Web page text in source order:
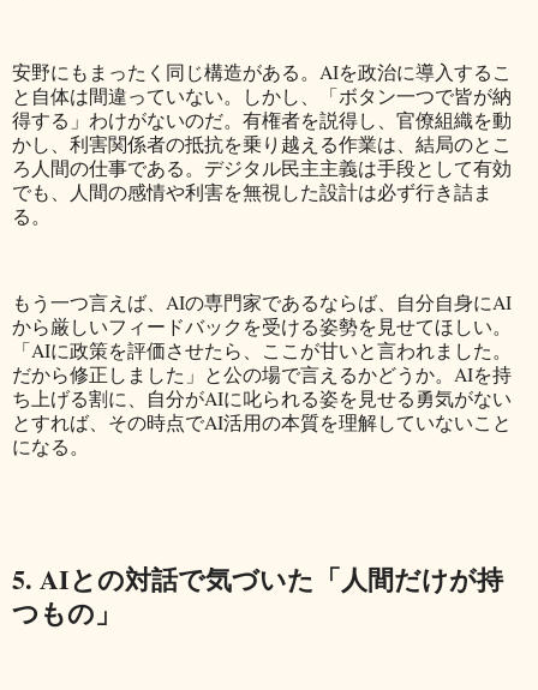
安野にもまったく同じ構造がある。AIを政治に導入するこ
と自体は間違っていない。しかし、「ボタン一つで皆が納
得する」わけがないのだ。有権者を説得し、官僚組織を動
かし、利害関係者の抵抗を乗り越える作業は、結局のとこ
ろ人間の仕事である。デジタル民主主義は手段として有効
でも、人間の感情や利害を無視した設計は必ず行き詰ま
る。
もう一つ言えば、AIの専門家であるならば、自分自身にAI
から厳しいフィードバックを受ける姿勢を見せてほしい。
「AIに政策を評価させたら、ここが甘いと言われました。
だから修正しました」と公の場で言えるかどうか。AIを持
ち上げる割に、自分がAIに叱られる姿を見せる勇気がない
とすれば、その時点でAI活用の本質を理解していないこと
になる。
5. AIとの対話で気づいた「人間だけが持
つもの」